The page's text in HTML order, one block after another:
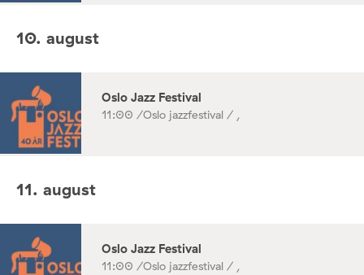
10. august
Oslo Jazz Festival
11:00 /Oslo jazzfestival / ,
11. august
Oslo Jazz Festival
11:00 /Oslo jazzfestival / ,